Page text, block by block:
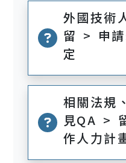
外國技術
留 > 申請
定
相關法規
見QA >
作人力計